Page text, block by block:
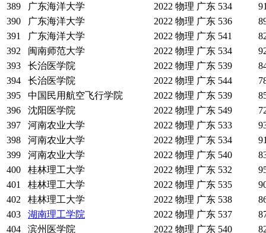
389
广东海洋大学 2022 物理 广东 534
390
广东海洋大学 2022 物理 广东 536
391
广东海洋大学 2022 物理 广东 541
392
闽南师范大学 2022 物理 广东 534
393
长治医学院 2022 物理 广东 539
394
长治医学院 2022 物理 广东 544
395
中国民用航空飞行学院 2022 物理 广东 539
396
沈阳医学院 2022 物理 广东 549
397
河南农业大学 2022 物理 广东 533
398
河南农业大学 2022 物理 广东 534
399
河南农业大学 2022 物理 广东 540
400
桂林理工大学 2022 物理 广东 532
401
桂林理工大学 2022 物理 广东 535
402
桂林理工大学 2022 物理 广东 538
403
湖南理工学院 2022 物理 广东 537
404
滨州医学院 2022 物理 广东 540